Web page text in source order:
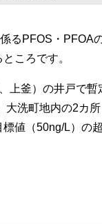
るPFOS・PFOA
ころです。
上釜）の井戸で
洗町地内の2カ
値（50ng/L）の